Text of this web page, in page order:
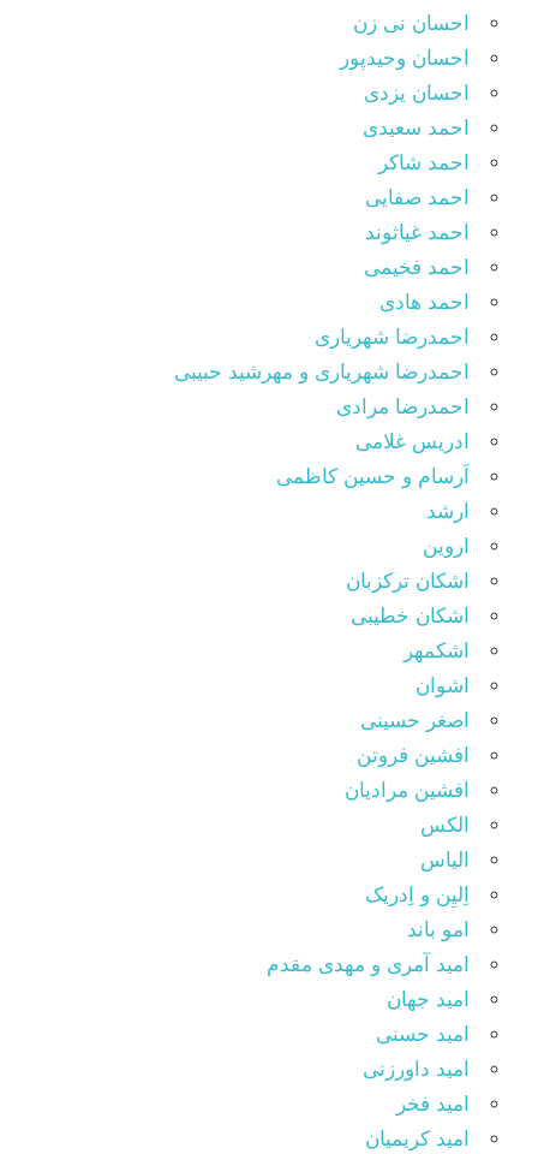
احسان نی زن
احسان وحیدپور
احسان یزدی
احمد سعیدی
احمد شاکر
احمد صفایی
احمد غیاثوند
احمد فخیمی
احمد هادی
احمدرضا شهریاری
احمدرضا شهریاری و مهرشید حبیبی
احمدرضا مرادی
ادریس غلامی
اَرسام و حسین کاظمی
ارشد
اروین
اشکان ترکزبان
اشکان خطیبی
اشکمهر
اشوان
اصغر حسینی
افشین فروتن
افشین مرادیان
الکس
الیاس
اِلیِن و اِدریک
امو باند
امید آمری و مهدی مقدم
امید جهان
امید حسنی
امید داورزنی
امید فخر
امید کریمیان